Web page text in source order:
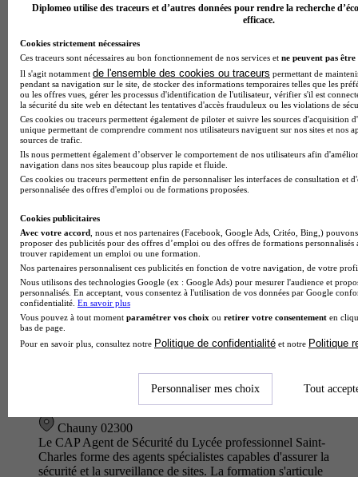
Lycée professionnel Jean Macé
CAP - Équipier polyvalent du commerce
Chauny 02300
Le CAP Équipier polyvalent du commerce du Lycée
professionnel Jean Macé prépare en deux ans les futurs
collaborateurs du secteur du commerce et de la grande
distribution. Vous maîtrisere…
Lycée professionnel Saint-Charles
CAP - Agent de sécurité
Chauny 02300
Le CAP Agent de Sécurité du Lycée professionnel Saint-
Charles forme des agents spécialistes capables d'assurer la
sécurité et la surveillance de sites. La formation s'articule
Diplomeo utilise des traceurs et d’autres données pour rendre la recherche
efficace.
Cookies strictement nécessaires
Ces traceurs sont nécessaires au bon fonctionnement de nos services et ne peuvent pas être
Il s'agit notamment de l'ensemble des cookies ou traceurs permettant de
pendant sa navigation sur le site, de stocker des informations temporaires telles que les
ou les offres vues, gérer les processus d'identification de l'utilisateur, vérifier s'il est
la sécurité du site web en détectant les tentatives d'accès frauduleux ou les violations de
Ces cookies ou traceurs permettent également de piloter et suivre les sources d'acquisition
unique permettant de comprendre comment nos utilisateurs naviguent sur nos sites et nos
sources de trafic.
Ils nous permettent également d’observer le comportement de nos utilisateurs afin
navigation dans nos sites beaucoup plus rapide et fluide.
Ces cookies ou traceurs permettent enfin de personnaliser les interfaces de consultation et
personnalisée des offres d'emploi ou de formations proposées.
Cookies publicitaires
Avec votre accord , nous et nos partenaires (Facebook, Google Ads, Critéo, Bing,)
proposer des publicités pour des offres d’emploi ou des offres de formations
trouver rapidement un emploi ou une formation.
Nos partenaires personnalisent ces publicités en fonction de votre navigation, de votre
Nous utilisons des technologies Google (ex : Google Ads) pour mesurer l'audience et
personnalisés. En acceptant, vous consentez à l'utilisation de vos données par Google
confidentialité. En savoir plus
Vous pouvez à tout moment paramétrer vos choix ou retirer votre consentement en
bas de page.
Pour en savoir plus, consultez notre Politique de confidentialité et notre Politique
Personnaliser mes choix Tout